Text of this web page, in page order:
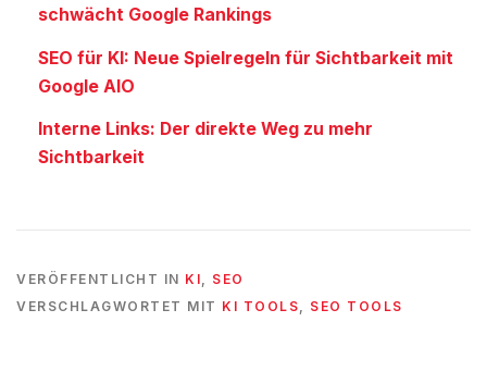
schwächt Google Rankings
SEO für KI: Neue Spielregeln für Sichtbarkeit mit
Google AIO
Interne Links: Der direkte Weg zu mehr
Sichtbarkeit
VERÖFFENTLICHT IN KI, SEO
VERSCHLAGWORTET MIT KI TOOLS, SEO TOOLS